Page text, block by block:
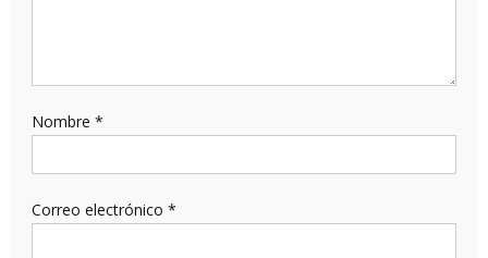
Nombre *
Correo electrónico *